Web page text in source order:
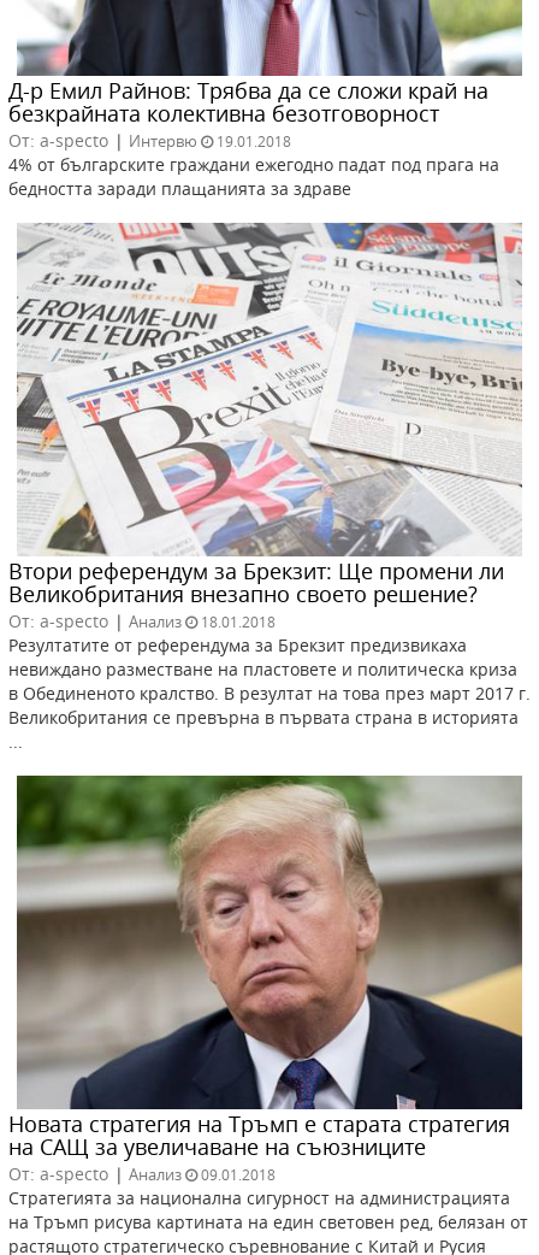
Д-р Емил Райнов: Трябва да се сложи край на
безкрайната колективна безотговорност
От: a-specto | Интервю 19.01.2018
4% от българските граждани ежегодно падат под прага на
бедността заради плащанията за здраве
Втори референдум за Брекзит: Ще промени ли
Великобритания внезапно своето решение?
От: a-specto | Анализ 18.01.2018
Резултатите от референдума за Брекзит предизвикаха
невиждано разместване на пластовете и политическа криза
в Обединеното кралство. В резултат на това през март 2017 г.
Великобритания се превърна в първата страна в историята
Новата стратегия на Тръмп е старата стратегия
на САЩ за увеличаване на съюзниците
От: a-specto | Анализ 09.01.2018
Стратегията за национална сигурност на администрацията
на Тръмп рисува картината на един световен ред, белязан от
растящото стратегическо съревнование с Китай и Русия